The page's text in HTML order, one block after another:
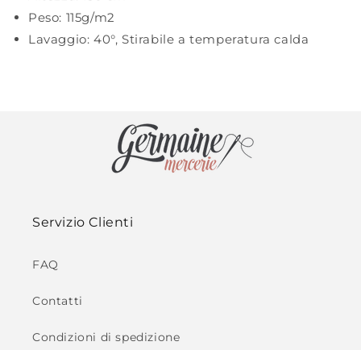
Peso: 115g/m2
Lavaggio: 40°, Stirabile a temperatura calda
Servizio Clienti
FAQ
Contatti
Condizioni di spedizione